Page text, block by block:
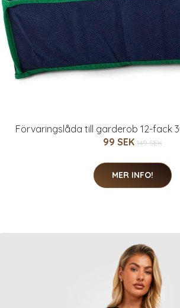
Förvaringslåda till garderob 12-fack
99 SEK 149 SEK
MER INFO!